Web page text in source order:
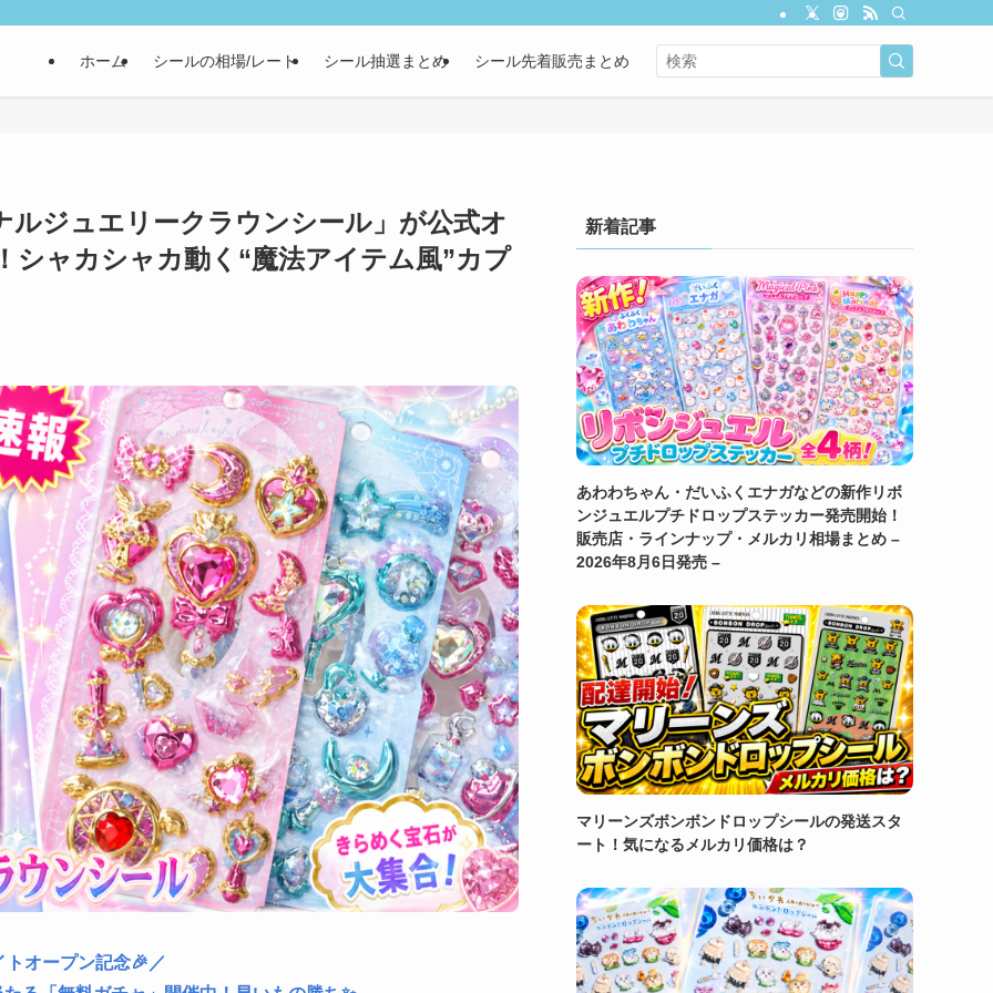
ホーム シールの相場/レート シール抽選まとめ シール先着販売まとめ
ルジュエリークラウンシール」が公式オ
シャカシャカ動く“魔法アイテム風”カプ
トオープン記念🎉／
新着記事
あわわちゃん・だいふくエナガなどの新作リボ
ンジュエルプチドロップステッカー発売開始！
販売店・ラインナップ・メルカリ相場まとめ –
2026年8月6日発売 –
マリーンズボンボンドロップシールの発送スタ
ート！気になるメルカリ価格は？